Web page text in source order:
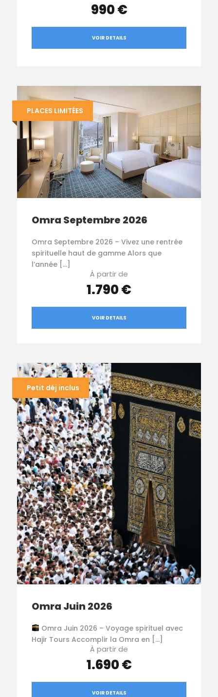
990 €
VOIR DETAILS
PLACES LIMITÉES
Omra Septembre 2026
Omra Septembre 2026 – Vivez une rentrée
spirituelle haut de gamme Alors que
l’année […]
À partir de
1.790 €
VOIR DETAILS
Petit déj inclus
Omra Juin 2026
Omra Juin 2026 – Voyage spirituel avec
Hajir Tours Accomplir la Omra en […]
À partir de
1.690 €
VOIR DETAILS